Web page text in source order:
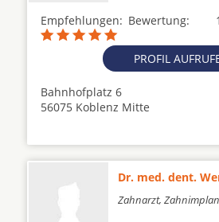
Empfehlungen: 1
Bewertung:
PROFIL
Bahnhofplatz 6
56075 Koblenz Mitte
Dr. med. dent.
Zahnarzt,